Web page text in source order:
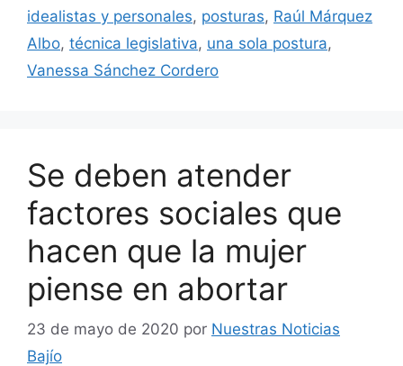
idealistas y personales, posturas, Raúl Márquez
Albo, técnica legislativa, una sola postura,
Vanessa Sánchez Cordero
Se deben atender
factores sociales que
hacen que la mujer
piense en abortar
23 de mayo de 2020 por Nuestras Noticias
Bajío